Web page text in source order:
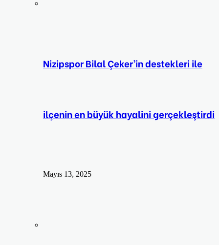
Nizipspor Bilal Çeker’in destekleri ile
ilçenin en büyük hayalini gerçekleştirdi
Mayıs 13, 2025